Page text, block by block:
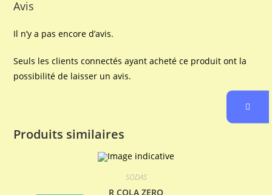
Avis
Il n’y a pas encore d’avis.
Seuls les clients connectés ayant acheté ce produit ont la
possibilité de laisser un avis.
Produits similaires
SODAS
R COLA ZERO